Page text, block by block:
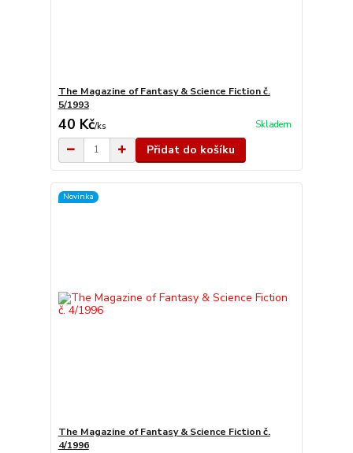
The Magazine of Fantasy & Science Fiction č.
5/1993
40 Kč/ks Skladem
Přidat do košíku
Novinka
The Magazine of Fantasy & Science Fiction č.
4/1996